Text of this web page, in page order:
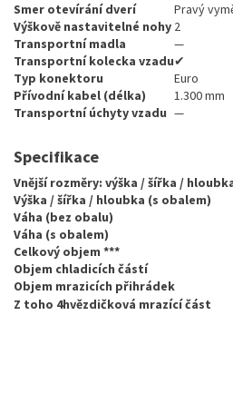
Smer otevírání dverí
Pravý
Výškově nastavitelné nohy 2
Transportní madla
—
Transportní kolecka vzadu✔
Typ konektoru
Euro
Přívodní kabel (délka)
1.300 mm
Transportní úchyty vzadu —
Specifikace
Vnější rozměry: výška / šířka /
Výška / šířka / hloubka (s obalem)
Váha (bez obalu)
Váha (s obalem)
Celkový objem ***
Objem chladicích částí
Objem mrazicích přihrádek
Z toho 4hvězdičková mrazící část